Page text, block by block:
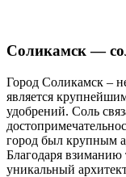
Соликамск —
Город Соликамск –
является
удобрений. Соль
город был крупным
Благодаря
уникальный